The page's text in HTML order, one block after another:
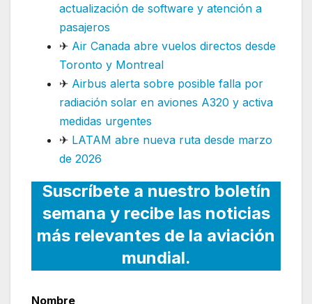
actualización de software y atención a
pasajeros
✈ Air Canada abre vuelos directos desde
Toronto y Montreal
✈ Airbus alerta sobre posible falla por
radiación solar en aviones A320 y activa
medidas urgentes
✈ LATAM abre nueva ruta desde marzo
de 2026
Suscríbete a nuestro boletín
semana y recibe las noticias
más relevantes de la aviación
mundial.
Nombre